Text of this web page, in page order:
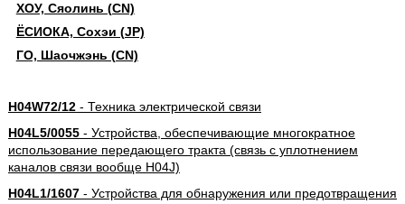
ХОУ, Сяолинь (CN)
ЁСИОКА, Сохэи (JP)
ГО, Шаочжэнь (CN)
H04W72/12- Техника электрической связи
H04L5/0055- Устройства, обеспечивающие многократное
использование передающего тракта (связь с уплотнением
каналов связи вообще H04J)
H04L1/1607- Устройства для обнаружения или предотвращения